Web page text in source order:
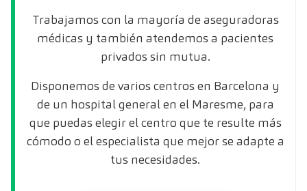
Trabajamos con la mayoría de aseguradoras
médicas y también atendemos a pacientes
privados sin mutua.
Disponemos de varios centros en Barcelona y
de un hospital general en el Maresme, para
que puedas elegir el centro que te resulte más
cómodo o el especialista que mejor se adapte a
tus necesidades.